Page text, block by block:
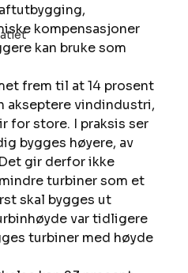
kompensasjoner
kan bruke som
frem til at 14 prosent
akseptere vindindustri,
for store. I praksis ser
bygges høyere, av
gir derfor ikke
turbiner som et
skal bygges ut
var tidligere
turbiner med høyde